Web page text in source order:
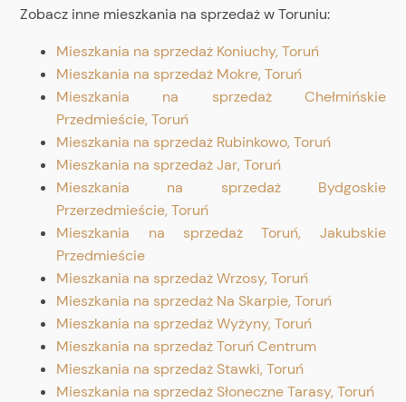
Zobacz inne mieszkania na sprzedaż w Toruniu:
Mieszkania na sprzedaż Koniuchy, Toruń
Mieszkania na sprzedaż Mokre, Toruń
Mieszkania na sprzedaż Chełmińskie
Przedmieście, Toruń
Mieszkania na sprzedaż Rubinkowo, Toruń
Mieszkania na sprzedaż Jar, Toruń
Mieszkania na sprzedaż Bydgoskie
Przerzedmieście, Toruń
Mieszkania na sprzedaż Toruń, Jakubskie
Przedmieście
Mieszkania na sprzedaż Wrzosy, Toruń
Mieszkania na sprzedaż Na Skarpie, Toruń
Mieszkania na sprzedaż Wyżyny, Toruń
Mieszkania na sprzedaż Toruń Centrum
Mieszkania na sprzedaż Stawki, Toruń
Mieszkania na sprzedaż Słoneczne Tarasy, Toruń